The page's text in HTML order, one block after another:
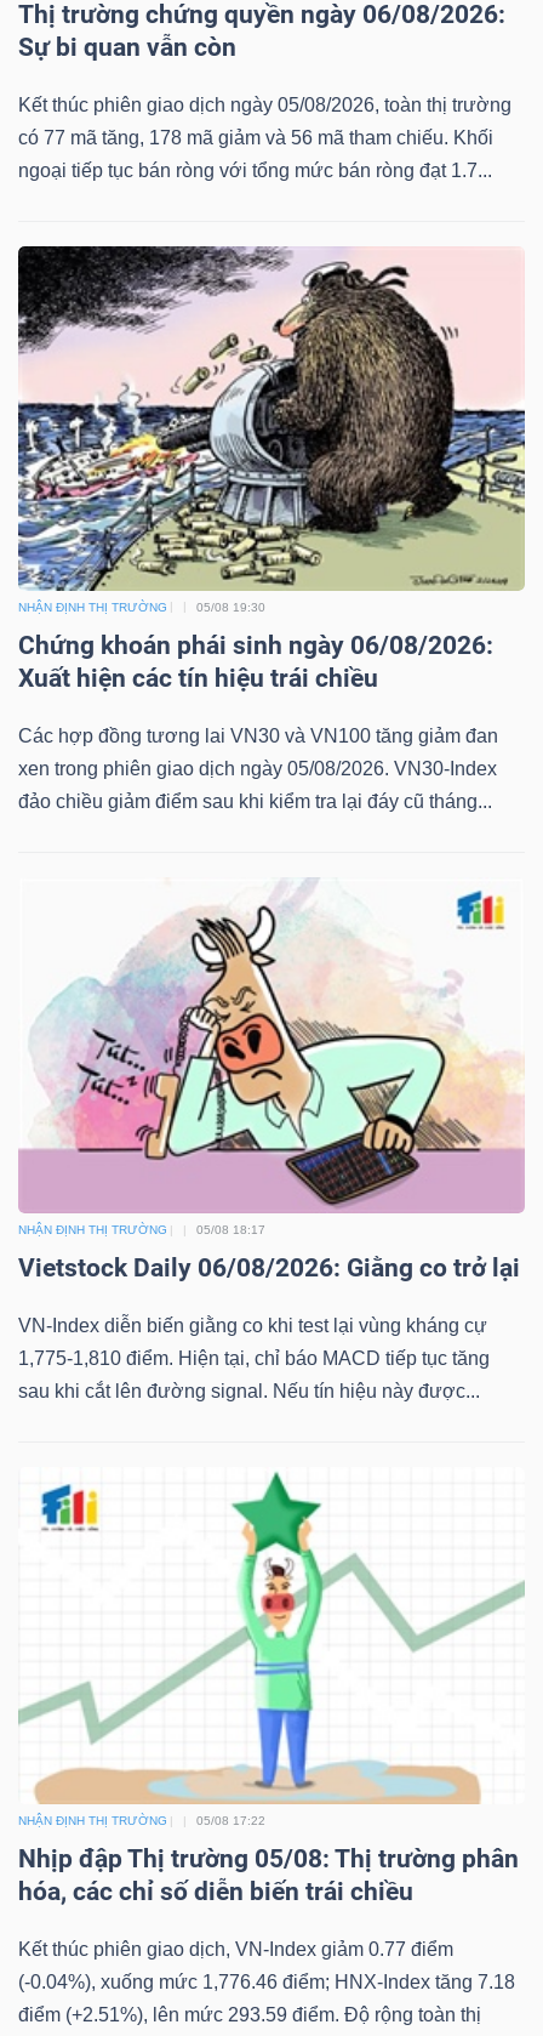
Thị trường chứng quyền ngày 06/08/2026:
Sự bi quan vẫn còn
Kết thúc phiên giao dịch ngày 05/08/2026, toàn thị trường
có 77 mã tăng, 178 mã giảm và 56 mã tham chiếu. Khối
ngoại tiếp tục bán ròng với tổng mức bán ròng đạt 1.7...
NHẬN ĐỊNH THỊ TRƯỜNG 05/08 19:30
Chứng khoán phái sinh ngày 06/08/2026:
Xuất hiện các tín hiệu trái chiều
Các hợp đồng tương lai VN30 và VN100 tăng giảm đan
xen trong phiên giao dịch ngày 05/08/2026. VN30-Index
đảo chiều giảm điểm sau khi kiểm tra lại đáy cũ tháng...
NHẬN ĐỊNH THỊ TRƯỜNG 05/08 18:17
Vietstock Daily 06/08/2026: Giằng co trở lại
VN-Index diễn biến giằng co khi test lại vùng kháng cự
1,775-1,810 điểm. Hiện tại, chỉ báo MACD tiếp tục tăng
sau khi cắt lên đường signal. Nếu tín hiệu này được...
NHẬN ĐỊNH THỊ TRƯỜNG 05/08 17:22
Nhịp đập Thị trường 05/08: Thị trường phân
hóa, các chỉ số diễn biến trái chiều
Kết thúc phiên giao dịch, VN-Index giảm 0.77 điểm
(-0.04%), xuống mức 1,776.46 điểm; HNX-Index tăng 7.18
điểm (+2.51%), lên mức 293.59 điểm. Độ rộng toàn thị